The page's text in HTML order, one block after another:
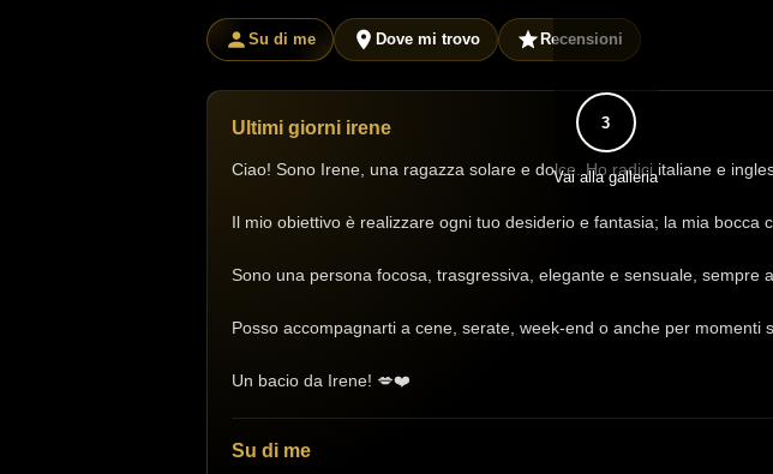
3
Vai alla galleria
Su di me Dove mi trovo Recensioni
Ultimi giorni irene
Ciao! Sono Irene, una ragazza solare e dolce. Ho radici italiane e
Il mio obiettivo è realizzare ogni tuo desiderio e fantasia; la mia
Sono una persona focosa, trasgressiva, elegante e sensuale, sempre
Posso accompagnarti a cene, serate, week-end o anche per
Un bacio da Irene! 💋❤️
Su di me